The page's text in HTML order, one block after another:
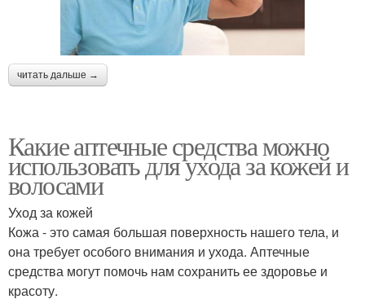
читать дальше →
Какие аптечные средства можно
использовать для ухода за кожей и
волосами
Уход за кожей
Кожа - это самая большая поверхность нашего тела, и
она требует особого внимания и ухода. Аптечные
средства могут помочь нам сохранить ее здоровье и
красоту.